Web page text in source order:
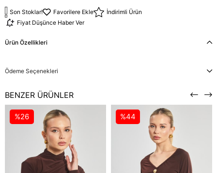
Son Stoklar! Favorilere Ekle
İndirimli Ürün
Fiyat Düşünce Haber Ver
Ürün Özellikleri
Ödeme Seçenekleri
BENZER ÜRÜNLER
%26 %44